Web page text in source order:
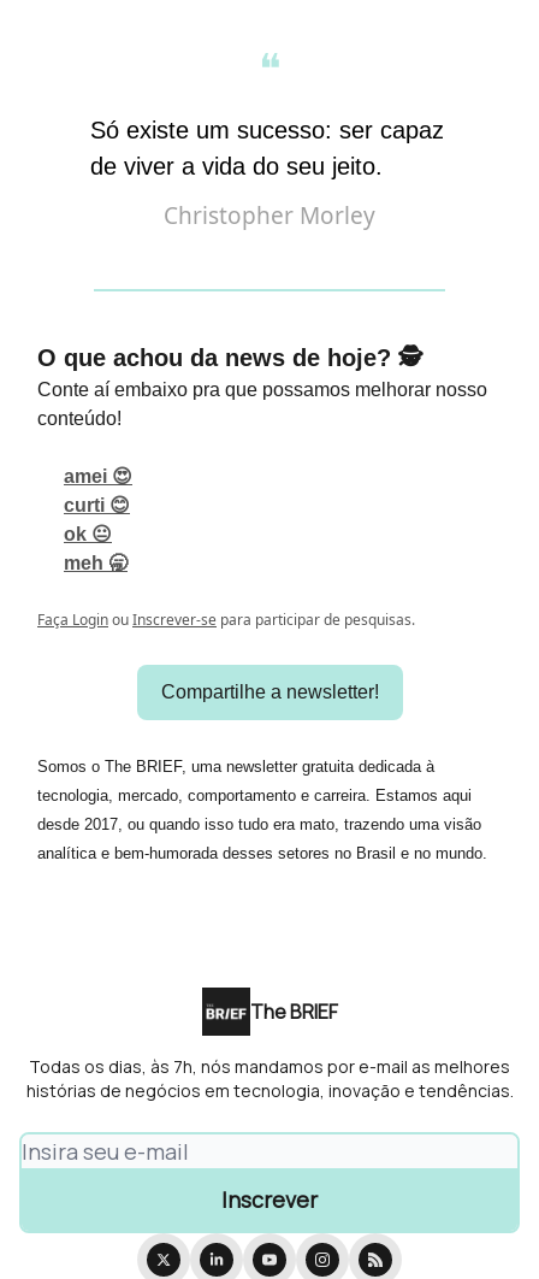
❝
Só existe um sucesso: ser capaz
de viver a vida do seu jeito.
Christopher Morley
O que achou da news de hoje? 🕵️
Conte aí embaixo pra que possamos melhorar nosso
conteúdo!
amei 😍
curti 😊
ok 😐
meh 🥱
Faça LoginouInscrever-se para participar de pesquisas.
Compartilhe a newsletter!
Somos o The BRIEF, uma newsletter gratuita dedicada à
tecnologia, mercado, comportamento e carreira. Estamos aqui
desde 2017, ou quando isso tudo era mato, trazendo uma visão
analítica e bem-humorada desses setores no Brasil e no mundo.
The BRIEF
Todas os dias, às 7h, nós mandamos por e-mail as melhores
histórias de negócios em tecnologia, inovação e tendências.